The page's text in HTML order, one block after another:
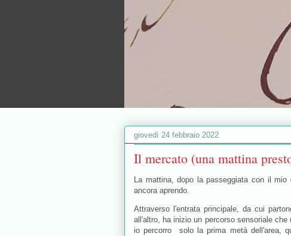
giovedì 24 febbraio 2022
Il mercato (una mattina
La mattina, dopo la passeggiata con il
ancora aprendo.
Attraverso l'entrata principale, da cui
all'altro, ha inizio un percorso sensoriale
io percorro solo la prima metà dell'area,